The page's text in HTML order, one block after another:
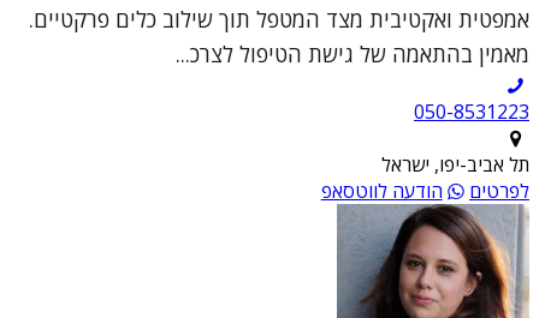
אמפטית ואקטיבית מצד המטפל תוך שילוב כלים פרקטיים.
מאמין בהתאמה של גישת הטיפול לצרכ...
050-8531223
תל אביב-יפו, ישראל
לפרטים
הודעה לווטסאפ